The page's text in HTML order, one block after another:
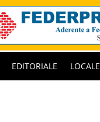
EDITORIALE LOCALE